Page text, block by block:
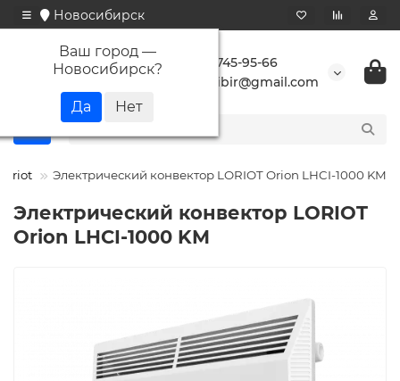
Новосибирск
Ваш город —
Новосибирск?
+7 923 745-95-66
buransibir@gmail.com
Электрический конвектор LORIOT Orion LHCI-1000 KM
Электрический конвектор LORIOT
Orion LHCI-1000 KM